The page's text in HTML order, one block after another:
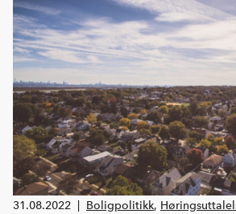
31.08.2022 Boligpolitikk,